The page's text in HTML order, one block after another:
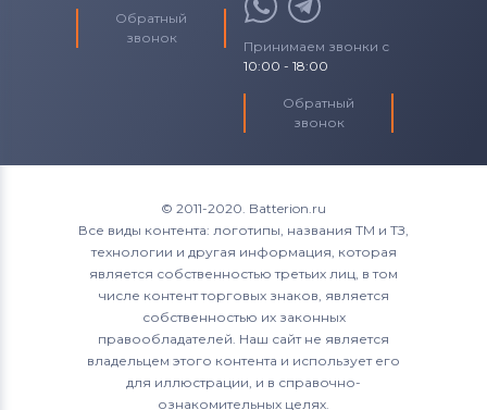
Обратный
звонок
Принимаем звонки с
10:00 - 18:00
Обратный
звонок
© 2011-2020. Batterion.ru
Все виды контента: логотипы, названия ТМ и ТЗ,
технологии и другая информация, которая
является собственностью третьих лиц, в том
числе контент торговых знаков, является
собственностью их законных
правообладателей. Наш сайт не является
владельцем этого контента и использует его
для иллюстрации, и в справочно-
ознакомительных целях.